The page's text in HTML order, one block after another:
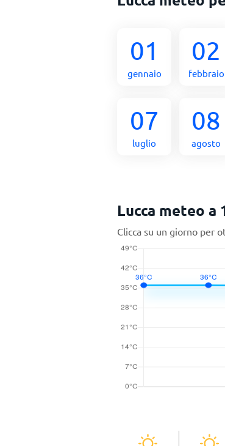
01
gennaio
02
febbraio
07
luglio
08
agosto
Lucca meteo a
Clicca su un giorno per